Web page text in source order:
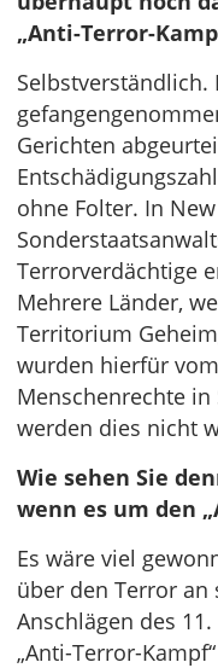
„Anti-Terror-
Selbstverständlich.
Gerichten
ohne Folter. In
Terrorverdächtige
Mehrere Länder,
Territorium
wurden hierfür
Menschenrechte
werden dies nicht
Wie sehen Sie
wenn es um den
Es wäre viel
über den Terror an
Anschlägen des
„Anti-Terror-